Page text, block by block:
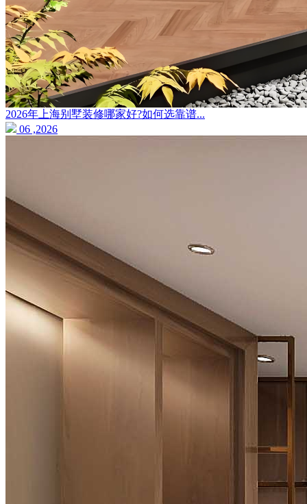
2026年上海别墅装修哪家好?如何选靠谱...
06 ,2026